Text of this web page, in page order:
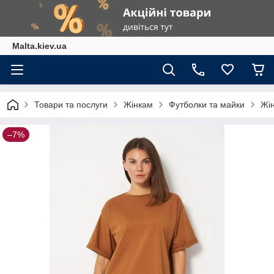
Malta.kiev.ua
Товари та послуги Жінкам Футболки та майки
–7%